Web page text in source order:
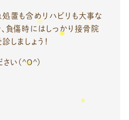
置も含めリハビリも大事な
負傷時にはしっかり接骨院
しましょう！
さい(^O^)